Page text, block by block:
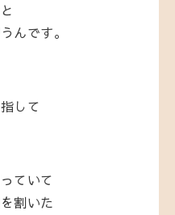
んです。
して
ていて
割いた